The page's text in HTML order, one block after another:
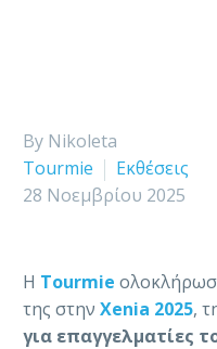
By Nikoleta
Tourmie
Εκθέσεις
28 Νοεμβρίου 2025
Η Tourmie
της στην Xenia 2025,
για επαγγελματίες